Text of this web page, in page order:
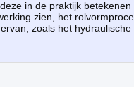
in de praktijk
zien, het
zoals het